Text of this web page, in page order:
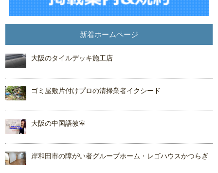
新着ホームページ
大阪のタイルデッキ施工店
ゴミ屋敷片付けプロの清掃業者イクシード
大阪の中国語教室
岸和田市の障がい者グループホーム・レゴハウスかつらぎ